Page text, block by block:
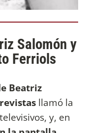
Salomón y
Ferriols
Beatriz
llamó la
y, en